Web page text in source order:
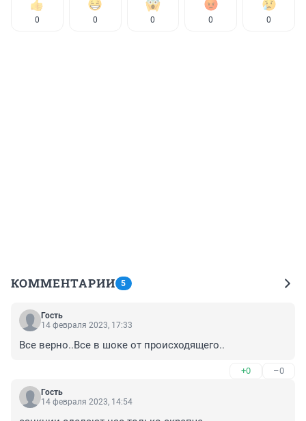
0 0 0 0 0
КОММЕНТАРИИ 5
Гость
14 февраля 2023, 17:33
Все верно..Все в шоке от происходящего..
+0 –0
Гость
14 февраля 2023, 14:54